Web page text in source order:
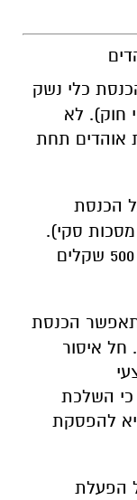
כלי נשק
חוק). לא
אוהדים תחת
הכנסת
מסכות סקי).
הפרת הנחיה זו תגרור קנס של 500 שקלים
הכנסת
חל איסור
כי השלכת
להפסקת
הפעלת